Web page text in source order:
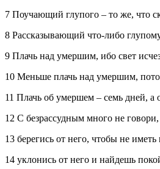
7 Поучающий глупого – то же, что
8 Рассказывающий что-либо
9 Плачь над умершим, ибо свет
10 Меньше плачь над умершим,
11 Плачь об умершем – семь дней, а
12 С безрассудным много не
13 берегись от него, чтобы не
14 уклонись от него и найдешь